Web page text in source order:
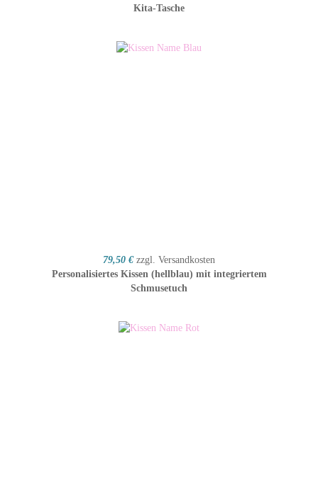
Kita-Tasche
79,50 € zzgl. Versandkosten
Personalisiertes Kissen (hellblau) mit integriertem
Schmusetuch